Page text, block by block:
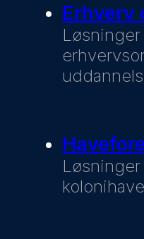
Erhverv
Løsninger